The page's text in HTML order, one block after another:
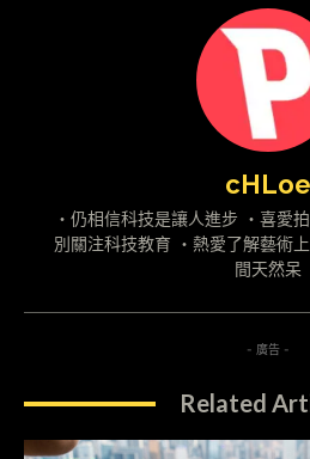
cHLoe
・仍相信科技是讓人進步 ・喜愛
別關注科技教育 ・熱愛了解藝術
間天然呆
- 廣告 -
Related